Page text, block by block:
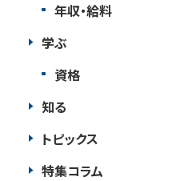
年収・給料
学ぶ
資格
知る
トピックス
特集コラム